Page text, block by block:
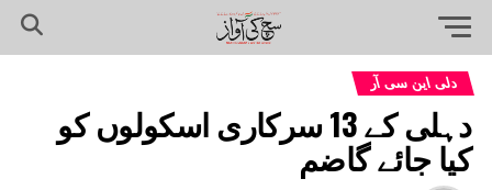
دلی این سی آر
دہلی کے 13 سرکاری اسکولوں کو
کیا جائے گاضم